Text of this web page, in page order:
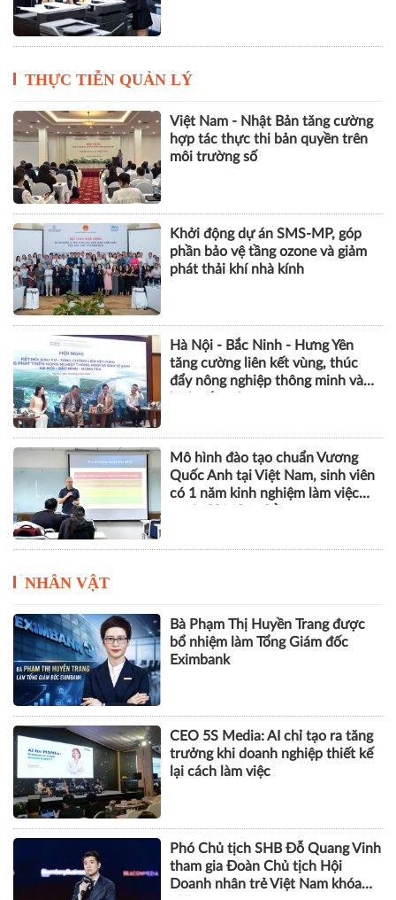
THỰC TIỄN QUẢN LÝ
Việt Nam - Nhật Bản tăng cường
hợp tác thực thi bản quyền trên
môi trường số
Khởi động dự án SMS-MP, góp
phần bảo vệ tầng ozone và giảm
phát thải khí nhà kính
Hà Nội - Bắc Ninh - Hưng Yên
tăng cường liên kết vùng, thúc
đẩy nông nghiệp thông minh và
Mô hình đào tạo chuẩn Vương
Quốc Anh tại Việt Nam, sinh viên
có 1 năm kinh nghiệm làm việc
NHÂN VẬT
Bà Phạm Thị Huyền Trang được
bổ nhiệm làm Tổng Giám đốc
Eximbank
CEO 5S Media: AI chỉ tạo ra tăng
trưởng khi doanh nghiệp thiết kế
lại cách làm việc
Phó Chủ tịch SHB Đỗ Quang Vinh
tham gia Đoàn Chủ tịch Hội
Doanh nhân trẻ Việt Nam khóa